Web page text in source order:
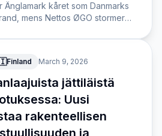
kåret som Danmarks
mens Nettos ØGO stormer
Finland March 9, 2026
jättiläistä
Uusi
rakenteellisen
ja